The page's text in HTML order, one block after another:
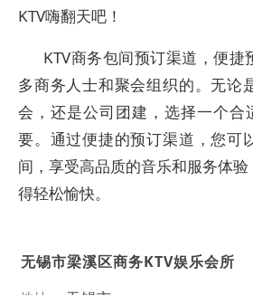
KTV嗨翻天吧！
KTV商务包间预订渠道，便
多商务人士和聚会组织的。无论
会，还是公司团建，选择一个合
要。通过便捷的预订渠道，您可
间，享受高品质的音乐和服务体
得轻松愉快。
无锡市梁溪区商务KTV娱乐会所